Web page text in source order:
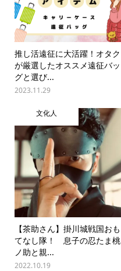
推し活遠征に大活躍！オタク
が厳選したオススメ遠征バッ
グと選び...
2023.11.29
文化人
【茶助さん】掛川城戦国おも
てなし隊！ 息子の忍たま桃
ノ助と親...
2022.10.19